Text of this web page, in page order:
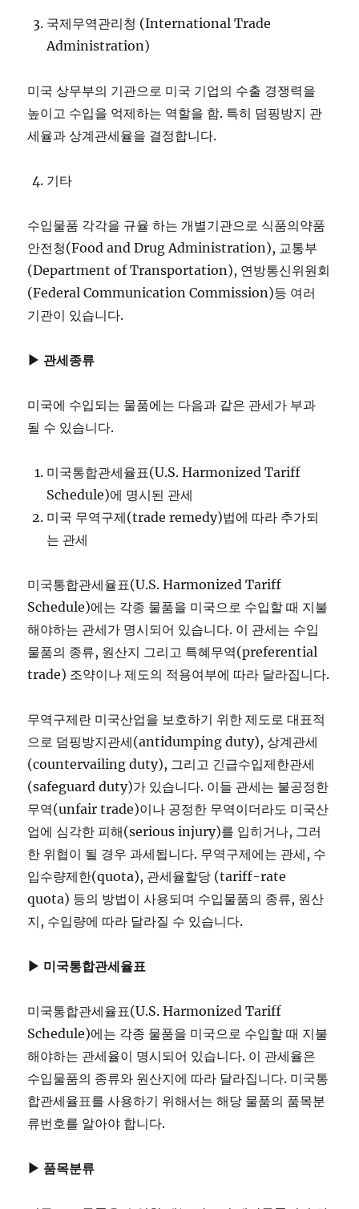
국제무역관리청 (International Trade
Administration)
미국 상무부의 기관으로 미국 기업의 수출 경쟁력을
높이고 수입을 억제하는 역할을 함. 특히 덤핑방지 관
세율과 상계관세율을 결정합니다.
기타
수입물품 각각을 규율 하는 개별기관으로 식품의약품
안전청(Food and Drug Administration), 교통부
(Department of Transportation), 연방통신위원회
(Federal Communication Commission)등 여러
기관이 있습니다.
▶ 관세종류
미국에 수입되는 물품에는 다음과 같은 관세가 부과
될 수 있습니다.
미국통합관세율표(U.S. Harmonized Tariff
Schedule)에 명시된 관세
미국 무역구제(trade remedy)법에 따라 추가되
는 관세
미국통합관세율표(U.S. Harmonized Tariff
Schedule)에는 각종 물품을 미국으로 수입할 때 지불
해야하는 관세가 명시되어 있습니다. 이 관세는 수입
물품의 종류, 원산지 그리고 특혜무역(preferential
trade) 조약이나 제도의 적용여부에 따라 달라집니다.
무역구제란 미국산업을 보호하기 위한 제도로 대표적
으로 덤핑방지관세(antidumping duty), 상계관세
(countervailing duty), 그리고 긴급수입제한관세
(safeguard duty)가 있습니다. 이들 관세는 불공정한
무역(unfair trade)이나 공정한 무역이더라도 미국산
업에 심각한 피해(serious injury)를 입히거나, 그러
한 위협이 될 경우 과세됩니다. 무역구제에는 관세, 수
입수량제한(quota), 관세율할당 (tariff-rate
quota) 등의 방법이 사용되며 수입물품의 종류, 원산
지, 수입량에 따라 달라질 수 있습니다.
▶ 미국통합관세율표
미국통합관세율표(U.S. Harmonized Tariff
Schedule)에는 각종 물품을 미국으로 수입할 때 지불
해야하는 관세율이 명시되어 있습니다. 이 관세율은
수입물품의 종류와 원산지에 따라 달라집니다. 미국통
합관세율표를 사용하기 위해서는 해당 물품의 품목분
류번호를 알아야 합니다.
▶ 품목분류